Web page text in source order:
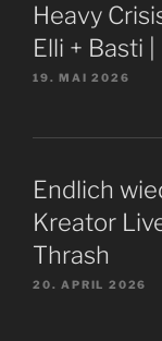
Heavy
Elli + Basti
19. MAI 2026
Endlich
Kreator
Thrash
20. APRIL 2026